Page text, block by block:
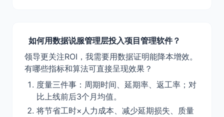
如何用数据说服管理层投入项目管理软件？
领导更关注ROI，我需要用数据证明能降本增效。
有哪些指标和算法可直接呈现效果？
度量三件事：周期时间、延期率、返工率；对
比上线前后3个月均值。
将节省工时×人力成本、减少延期损失、质量